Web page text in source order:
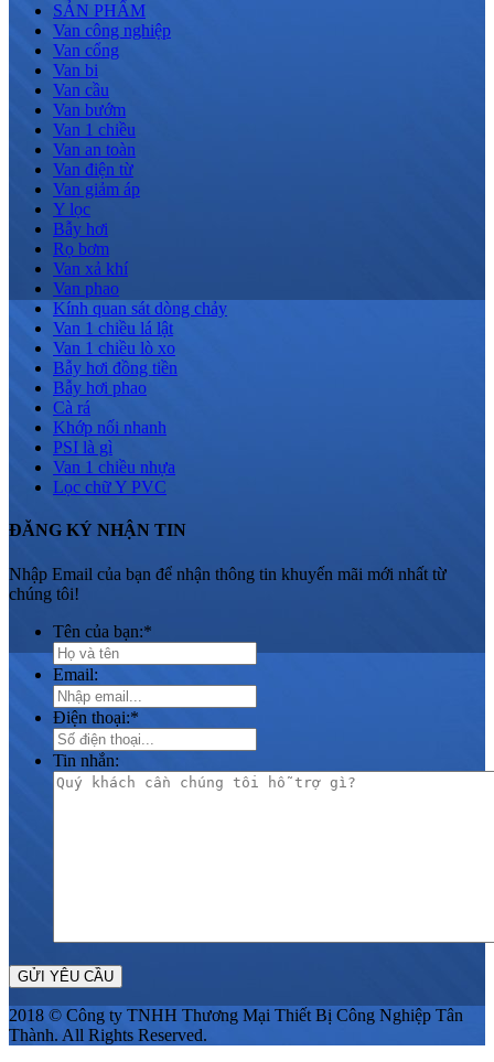
SẢN PHẨM
Van công nghiệp
Van cổng
Van bi
Van cầu
Van bướm
Van 1 chiều
Van an toàn
Van điện từ
Van giảm áp
Y lọc
Bẫy hơi
Rọ bơm
Van xả khí
Van phao
Kính quan sát dòng chảy
Van 1 chiều lá lật
Van 1 chiều lò xo
Bẫy hơi đồng tiền
Bẫy hơi phao
Cà rá
Khớp nối nhanh
PSI là gì
Van 1 chiều nhựa
Lọc chữ Y PVC
ĐĂNG KÝ NHẬN TIN
Nhập Email của bạn để nhận thông tin khuyến mãi mới nhất từ
chúng tôi!
Tên của bạn:*
Email:
Điện thoại:*
Tin nhắn:
2018 © Công ty TNHH Thương Mại Thiết Bị Công Nghiệp Tân
Thành. All Rights Reserved.